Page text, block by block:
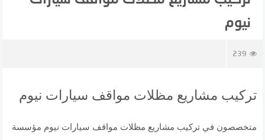
نيوم
239
تركيب مشاريع مظلات مواقف سيارات نيوم
متخصصون في تركيب مشاريع مظلات مواقف سيارات نيوم مؤسسة